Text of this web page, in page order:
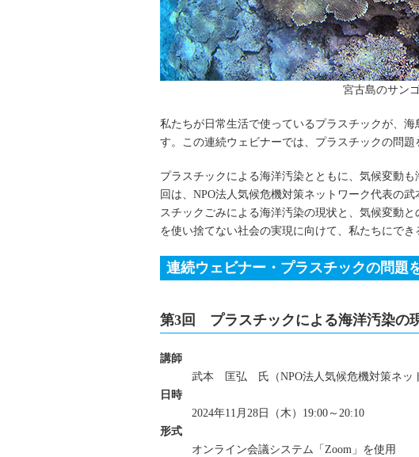
宮古島のサン
私たちが日常生活で使っているプラスチックが、
す。この連続ウェビナーでは、プラスチックの問
プラスチックによる海洋汚染とともに、気候変動
回は、NPO法人気候危機対策ネットワーク代表の
スチックごみによる海洋汚染の現状と、気候変動
を使い捨てない社会の実現に向けて、私たちにでき
連続ウェビナー・プラスチックの問題
第3回 プラスチックによる海洋汚染の
講師
武本 匡弘 氏（NPO法人気候危機対策ネッ
日時
2024年11月28日（木）19:00～20:10
形式
オンライン会議システム「Zoom」を使用